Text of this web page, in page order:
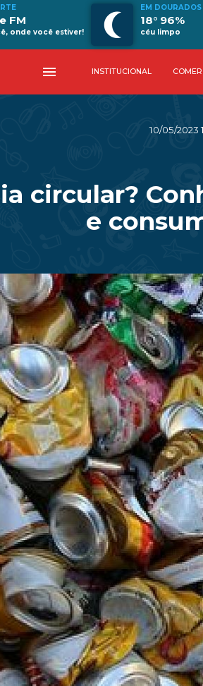
FM
onde você estiver!
EM DOURADOS
18° 96%
céu limpo
menu INSTITUCIONAL
10/05/2023
circular?
e